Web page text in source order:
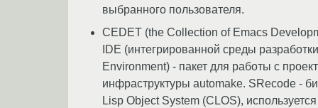
выбранного пользователя.
CEDET (the Collection of Emacs
IDE (интегрированной среды
Environment) - пакет для работы с
инфраструктуры automake. SRecode -
Lisp Object System (CLOS),